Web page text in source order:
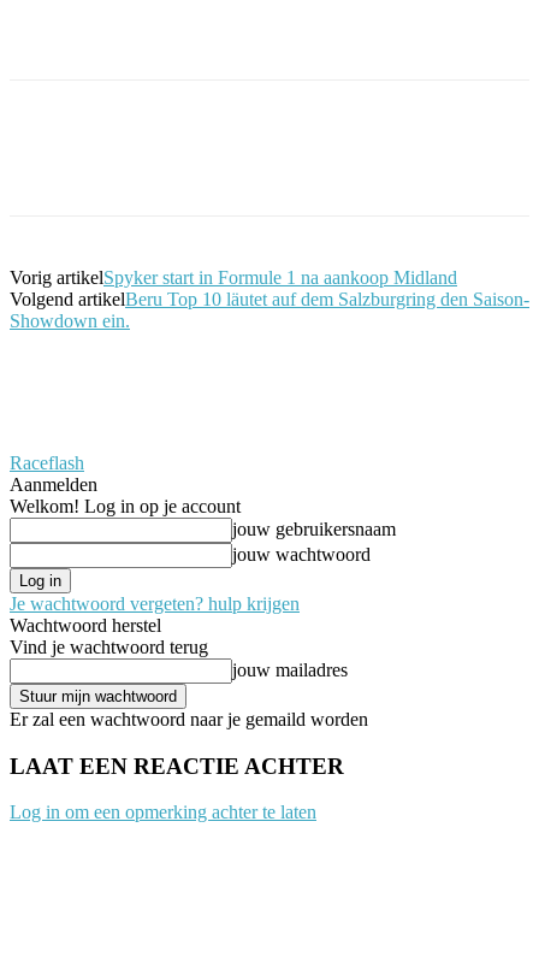
Vorig artikelSpyker start in Formule 1 na aankoop Midland
Volgend artikelBeru Top 10 läutet auf dem Salzburgring den Saison-
Showdown ein.
Raceflash
Aanmelden
Welkom! Log in op je account
jouw gebruikersnaam
jouw wachtwoord
Je wachtwoord vergeten? hulp krijgen
Wachtwoord herstel
Vind je wachtwoord terug
jouw mailadres
Er zal een wachtwoord naar je gemaild worden
LAAT EEN REACTIE ACHTER
Log in om een opmerking achter te laten